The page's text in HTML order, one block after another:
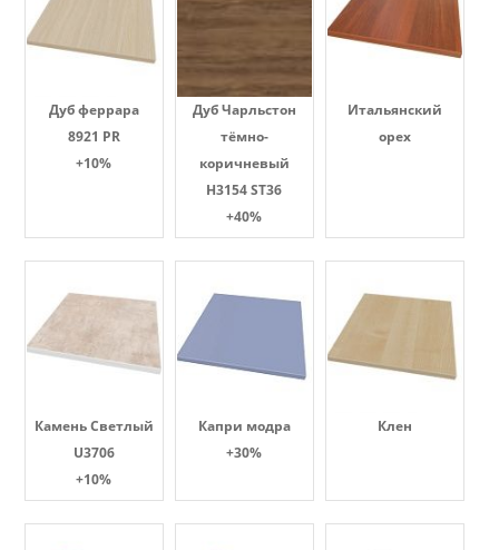
Дуб феррара
8921 PR
+10%
Дуб Чарльстон
тёмно-
коричневый
H3154 ST36
+40%
Итальянский
орех
Камень Светлый
U3706
+10%
Капри модра
+30%
Клен